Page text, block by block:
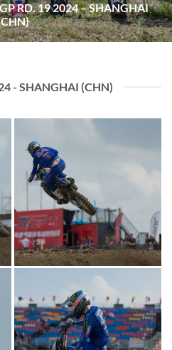
RD. 19 2024 – SHANGHAI
- SHANGHAI (CHN)